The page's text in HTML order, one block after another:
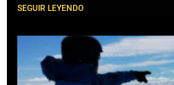
SEGUIR LEYENDO